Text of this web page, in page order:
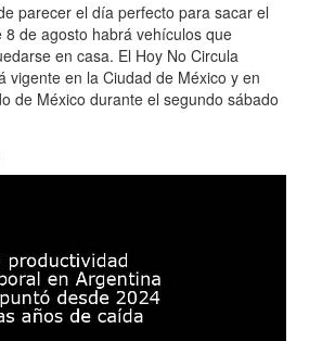
parecer el día perfecto para sacar el
8 de agosto habrá vehículos que
en casa. El Hoy No Circula
vigente en la Ciudad de México y en
de México durante el segundo sábado